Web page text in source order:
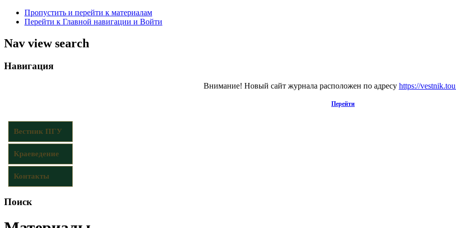
Пропустить и перейти к материалам
Перейти к Главной навигации и Войти
Nav view search
Навигация
Внимание! Новый сайт журнала расположен по адресу https://
Перейти
Вестник ПГУ
Краеведение
Контакты
Поиск